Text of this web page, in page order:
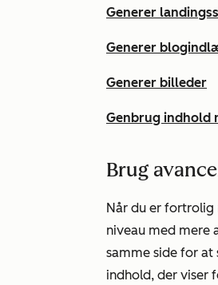
Generer
Generer
Generer billeder
Genbrug indhold
Brug
Når du er fortrolig
niveau med mere
samme side for at
indhold, der viser